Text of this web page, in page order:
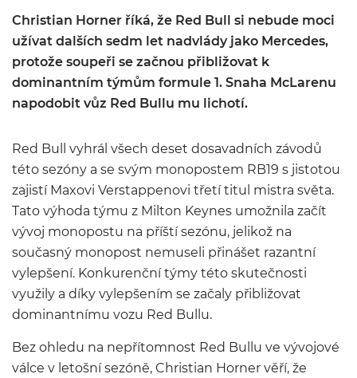
Christian Horner říká, že Red Bull si nebude moci
užívat dalších sedm let nadvlády jako Mercedes,
protože soupeři se začnou přibližovat k
dominantním týmům formule 1. Snaha McLarenu
napodobit vůz Red Bullu mu lichotí.
Red Bull vyhrál všech deset dosavadních závodů
této sezóny a se svým monopostem RB19 s jistotou
zajistí Maxovi Verstappenovi třetí titul mistra světa.
Tato výhoda týmu z Milton Keynes umožnila začít
vývoj monopostu na příští sezónu, jelikož na
současný monopost nemuseli přinášet razantní
vylepšení. Konkurenční týmy této skutečnosti
využily a díky vylepšením se začaly přibližovat
dominantnímu vozu Red Bullu.
Bez ohledu na nepřítomnost Red Bullu ve vývojové
válce v letošní sezóně, Christian Horner věří, že